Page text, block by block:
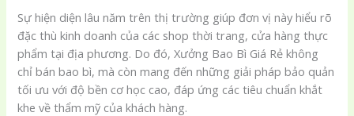
Sự hiện diện lâu năm trên thị trường giúp đơn vị này hiểu rõ
đặc thù kinh doanh của các shop thời trang, cửa hàng thực
phẩm tại địa phương. Do đó, Xưởng Bao Bì Giá Rẻ không
chỉ bán bao bì, mà còn mang đến những giải pháp bảo quản
tối ưu với độ bền cơ học cao, đáp ứng các tiêu chuẩn khắt
khe về thẩm mỹ của khách hàng.